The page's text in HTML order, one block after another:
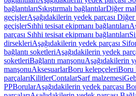
bağlantılarıSıkıştırmalı bağlantılarDiğer
geçişlerAşağıdakilerin yedek parçası
geçişlerSıhhi tesisat ekipmanı bağlantıları
parçası Sıhhi tesisat ekipmanı bağlantıları
dirsekleriAşağıdakilerin yedek parçası
bağlantı soketleriAşağıdakilerin yedek
soketleriBağlantı manşonuAşağıdakilerin
manşonuAksesuarlarBoru kelepçeleriBoru
parçalarıKilitlerContalarSarf malzemesi
PPBorularAşağıdakilerin yedek parçası